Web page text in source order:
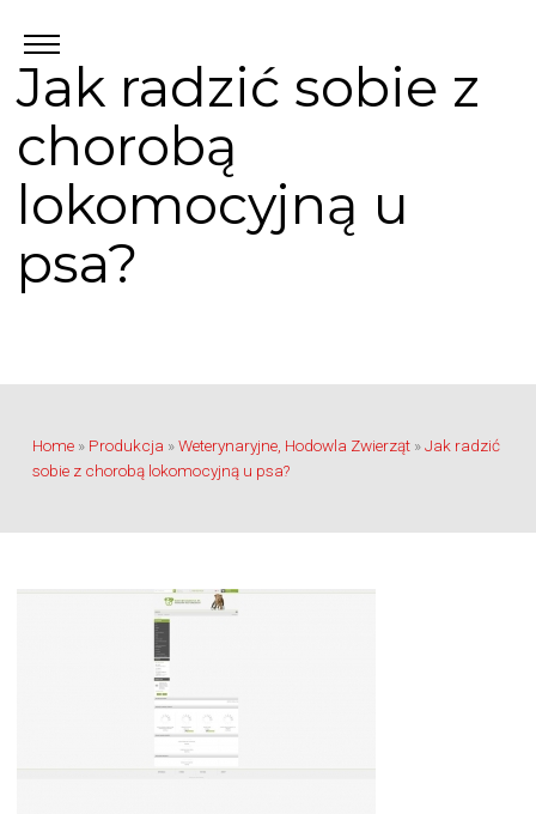
Jak radzić sobie z
chorobą
lokomocyjną u
psa?
Home » Produkcja »Weterynaryjne, Hodowla Zwierząt »Jak radzić
sobie z chorobą lokomocyjną u psa?